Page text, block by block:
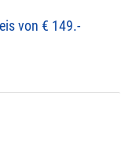
von € 149.-